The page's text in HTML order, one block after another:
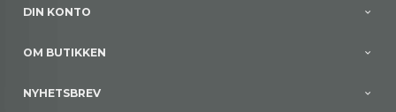
DIN KONTO
OM BUTIKKEN
NYHETSBREV